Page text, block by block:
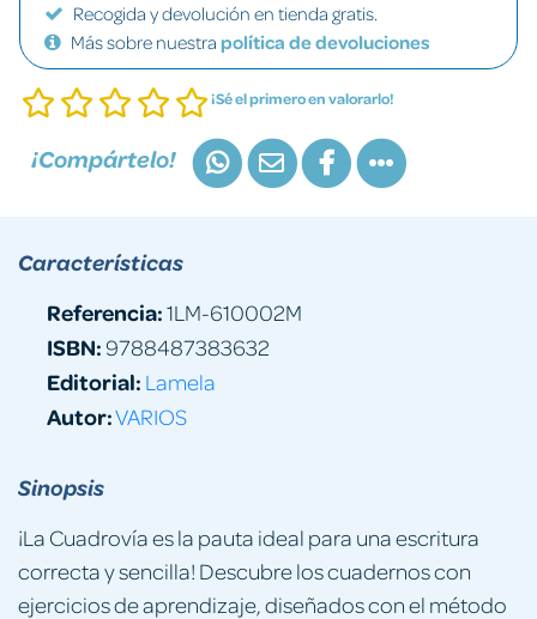
Recogida y devolución en tienda gratis.
Más sobre nuestra política de devoluciones
¡Sé el primero en valorarlo!
¡Compártelo!
Sinopsis
¡La Cuadrovía es la pauta ideal para una escritura
correcta y sencilla! Descubre los cuadernos con
ejercicios de aprendizaje, diseñados con el método
Características
Referencia:1LM-610002M
ISBN:9788487383632
Editorial: Lamela
Autor:VARIOS